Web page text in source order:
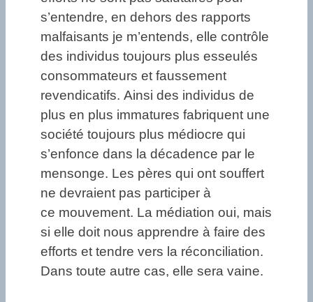
s’entendre, en dehors des rapports
malfaisants je m’entends, elle contrôle
des individus toujours plus esseulés
consommateurs et faussement
revendicatifs. Ainsi des individus de
plus en plus immatures fabriquent une
société toujours plus médiocre qui
s’enfonce dans la décadence par le
mensonge. Les pères qui ont souffert
ne devraient pas participer à
ce mouvement. La médiation oui, mais
si elle doit nous apprendre à faire des
efforts et tendre vers la réconciliation.
Dans toute autre cas, elle sera vaine.